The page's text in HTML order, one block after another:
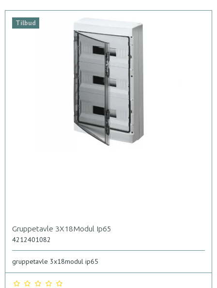
Tilbud
Gruppetavle 3X18Modul Ip65
4212401082
gruppetavle 3x18modul ip65